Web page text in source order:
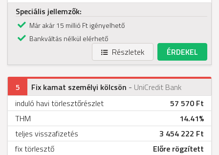
Speciális jellemzők:
Már akár 15 millió Ft igényelhető
Bankváltás nélkül elérhető
Részletek ÉRDEKEL
5 Fix kamat személyi kölcsön - UniCredit Bank
57 570 Ft
induló havi törlesztőrészlet
14.41%
THM
3 454 222 Ft
teljes visszafizetés
Előre rögzített
fix törlesztő